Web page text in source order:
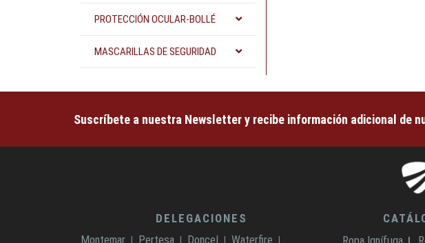
PROTECCIÓN OCULAR-BOLLÉ
MASCARILLAS DE SEGURIDAD
Suscríbete a nuestra Newsletter y recibe información adicional de
DELEGACIONES
Montemar
Pertesa Doncel Waterfire
Ropa Ignífuga